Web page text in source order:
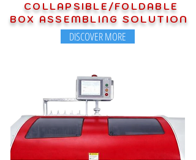
COLLAPSIBLE/FOLDABLE
BOX ASSEMBLING SOLUTION
DISCOVER MORE